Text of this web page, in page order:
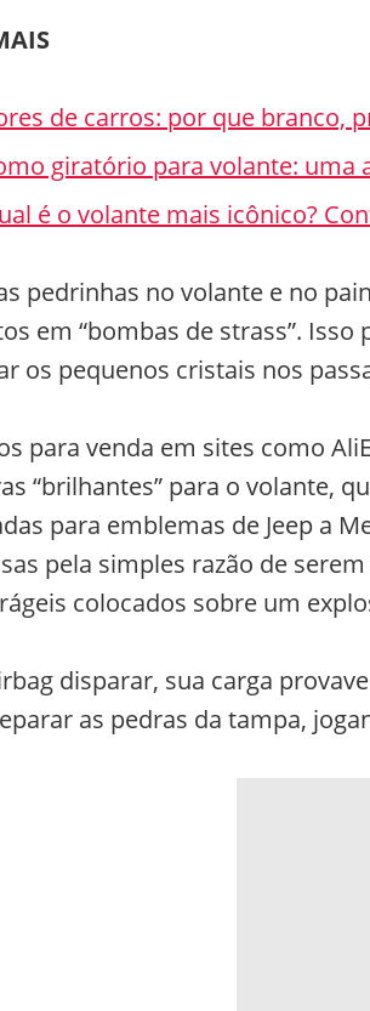
de carros: por que branco,
giratório para volante: uma
é o volante mais icônico?
pedrinhas no volante e no
em “bombas de strass”.
os pequenos cristais nos
para venda em sites como
“brilhantes” para o volante,
para emblemas de Jeep a
pela simples razão de
colocados sobre um
disparar, sua carga
as pedras da tampa,